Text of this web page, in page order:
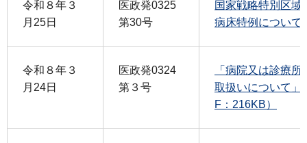
令和８年３
月25日
医政発0325
第30号
国家戦略特別区域
病床特例について
令和８年３
月24日
医政発0324
第３号
「病院又は診療
取扱いについて」
F：216KB）